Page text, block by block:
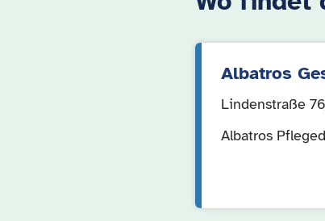
Albatros
Lindenstraße
Albatros